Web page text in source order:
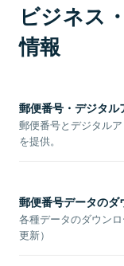
ビジネス
情報
郵便番号・デジタル
郵便番号とデジタル
を提供。
郵便番号データのダ
各種データのダウン
更新）